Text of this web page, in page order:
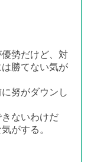
勢だけど、対
勝てない気が
努がダウンし
ないわけだ
がする。